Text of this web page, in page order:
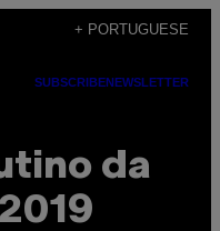
+ PORTUGUESE
SUBSCRIBENEWSLETTER
da